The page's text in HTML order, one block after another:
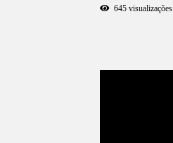
645 visualizações